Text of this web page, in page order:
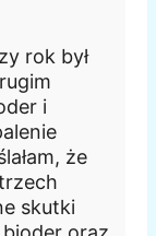
rok był
i
że
skutki